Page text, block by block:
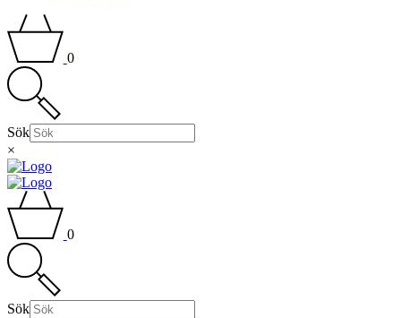
0
Sök
×
0
Sök